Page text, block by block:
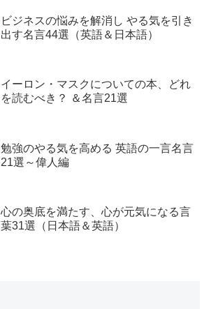
ビジネスの悩みを解消し やる気を引き
出す名言44選（英語＆日本語）
イーロン・マスクについての本、どれ
を読むべき？ ＆名言21選
勉強のやる気を高める 英語の一言名言
21選～偉人編
心の奥底を満たす、心が元気になる言
葉31選（日本語＆英語）